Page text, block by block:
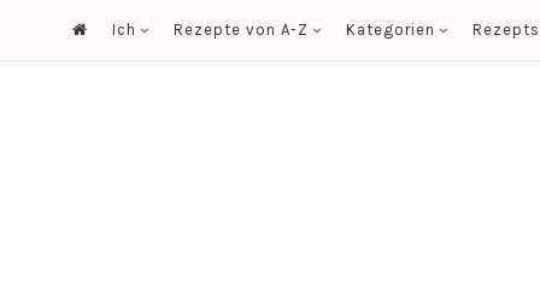
Ich Rezepte von A-Z Kategorien